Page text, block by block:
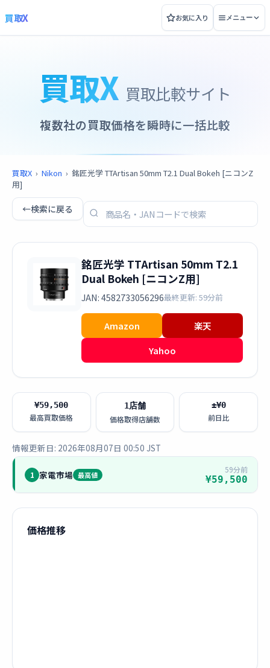
買取X お気に入り メニュー
買取X 買取比較サイト
複数社の買取価格を瞬時に一括比較
買取X › Nikon › 銘匠光学 TTArtisan 50mm T2.1 Dual Bokeh [ニコンZ
用]
←検索に戻る
銘匠光学 TTArtisan 50mm T2.1
Dual Bokeh [ニコンZ用]
JAN: 4582733056296最終更新: 59分前
Amazon
楽天
Yahoo
¥59,500
最高買取価格
1店舗
価格取得店舗数
±¥0
前日比
情報更新日: 2026年08月07日 00:50 JST
1 家電市場 最高値
59分前
¥59,500
価格推移